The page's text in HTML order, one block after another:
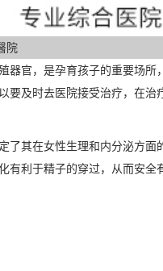
院
官，是孕育孩子的重要场所
要及时去医院接受治疗，在治
其在女性生理和内分泌方面
有利于精子的穿过，从而安全